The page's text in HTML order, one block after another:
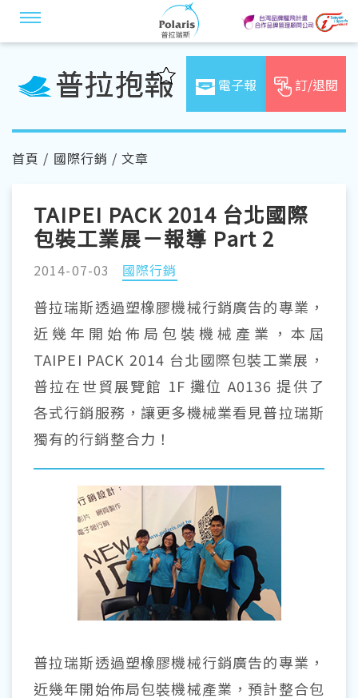
電子報 訂/退閱
首頁 / 國際行銷 / 文章
TAIPEI PACK 2014 台北國際
包裝工業展－報導 Part 2
2014-07-03 國際行銷
普拉瑞斯透過塑橡膠機械行銷廣告的專業，
近幾年開始佈局包裝機械產業，本屆
TAIPEI PACK 2014 台北國際包裝工業展，
普拉在世貿展覽館 1F 攤位 A0136 提供了
各式行銷服務，讓更多機械業看見普拉瑞斯
獨有的行銷整合力！
普拉瑞斯透過塑橡膠機械行銷廣告的專業，
近幾年開始佈局包裝機械產業，預計整合包